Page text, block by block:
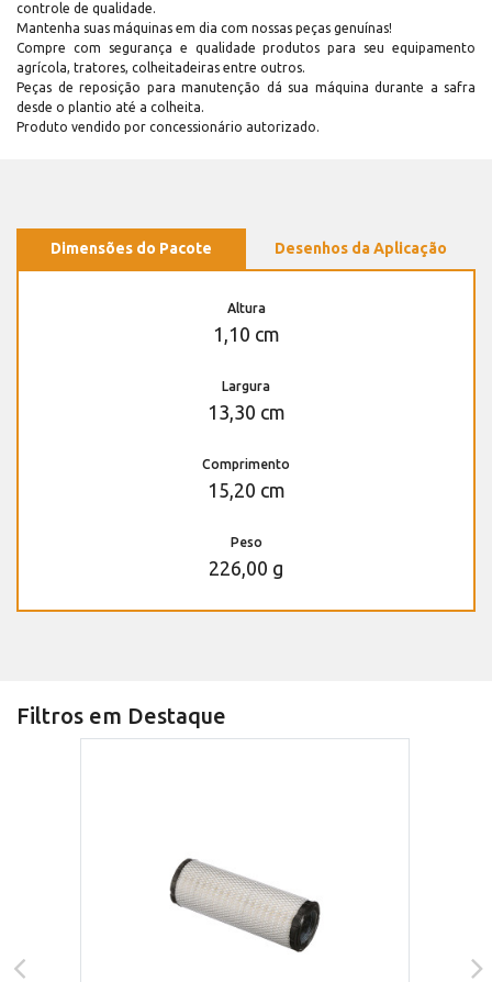
controle de qualidade.
Mantenha suas máquinas em dia com nossas peças genuínas!
Compre com segurança e qualidade produtos para seu equipamento
agrícola, tratores, colheitadeiras entre outros.
Peças de reposição para manutenção dá sua máquina durante a safra
desde o plantio até a colheita.
Produto vendido por concessionário autorizado.
Dimensões do Pacote Desenhos da Aplicação
Altura
1,10 cm
Largura
13,30 cm
Comprimento
15,20 cm
Peso
226,00 g
Filtros em Destaque